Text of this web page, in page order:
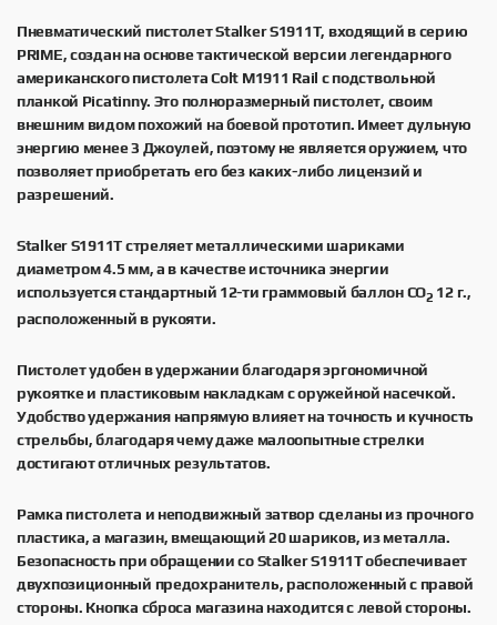
Пневматический пистолет Stalker S1911T, входящий в серию
PRIME, создан на основе тактической версии легендарного
американского пистолета Colt M1911 Rail с подствольной
планкой Picatinny. Это полноразмерный пистолет, своим
внешним видом похожий на боевой прототип. Имеет дульную
энергию менее 3 Джоулей, поэтому не является оружием, что
позволяет приобретать его без каких-либо лицензий и
разрешений.
Stalker S1911T стреляет металлическими шариками
диаметром 4.5 мм, а в качестве источника энергии
используется стандартный 12-ти граммовый баллон СО2 12 г.,
расположенный в рукояти.
Пистолет удобен в удержании благодаря эргономичной
рукоятке и пластиковым накладкам с оружейной насечкой.
Удобство удержания напрямую влияет на точность и кучность
стрельбы, благодаря чему даже малоопытные стрелки
достигают отличных результатов.
Рамка пистолета и неподвижный затвор сделаны из прочного
пластика, а магазин, вмещающий 20 шариков, из металла.
Безопасность при обращении со Stalker S1911T обеспечивает
двухпозиционный предохранитель, расположенный с правой
стороны. Кнопка сброса магазина находится с левой стороны.